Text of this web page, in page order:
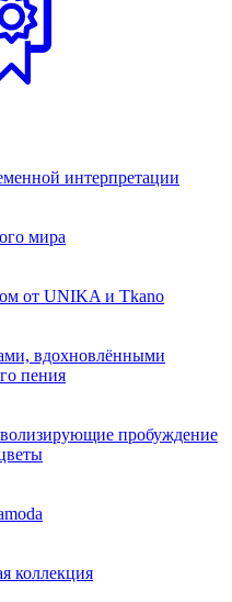
интерпретации
мира
от UNIKA и Tkano
вдохновлёнными
пения
пробуждение
коллекция